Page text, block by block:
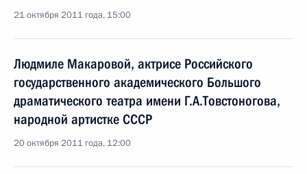
21 октября 2011 года, 15:00
Людмиле Макаровой, актрисе Российского
государственного академического Большого
драматического театра имени Г.А.Товстоногова,
народной артистке СССР
20 октября 2011 года, 12:00